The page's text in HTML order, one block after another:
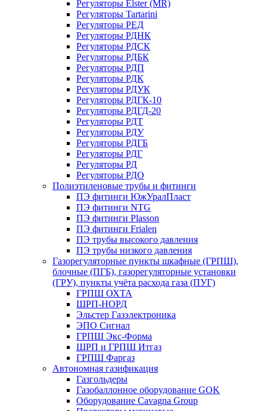
Регуляторы Elster (MR)
Регуляторы Tartarini
Регуляторы РЕД
Регуляторы РДНК
Регуляторы РДСК
Регуляторы РДБК
Регуляторы РДП
Регуляторы РДК
Регуляторы РДУК
Регуляторы РДГК-10
Регуляторы РДГД-20
Регуляторы РДТ
Регуляторы РДУ
Регуляторы РДГБ
Регуляторы РДГ
Регуляторы РД
Регуляторы РДО
Полиэтиленовые трубы и фитинги
ПЭ фитинги ЮжУралПласт
ПЭ фитинги NTG
ПЭ фитинги Plasson
ПЭ фитинги Frialen
ПЭ трубы высокого давления
ПЭ трубы низкого давления
Газорегуляторные пункты шкафные (ГРПШ),
блочные (ПГБ), газорегуляторные установки
(ГРУ), пункты учёта расхода газа (ПУГ)
ГРПШ ОХТА
ШРП-НОРД
Эльстер Газэлектроника
ЭПО Сигнал
ГРПШ Экс-Форма
ШРП и ГРПШ Итгаз
ГРПШ Фаргаз
Автономная газификация
Газгольдеры
Газобаллонное оборудование GOK
Оборудование Cavagna Group